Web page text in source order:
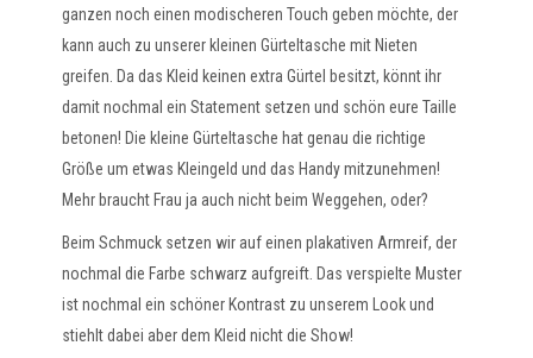
ganzen noch einen modischeren Touch geben möchte, der
kann auch zu unserer kleinen Gürteltasche mit Nieten
greifen. Da das Kleid keinen extra Gürtel besitzt, könnt ihr
damit nochmal ein Statement setzen und schön eure Taille
betonen! Die kleine Gürteltasche hat genau die richtige
Größe um etwas Kleingeld und das Handy mitzunehmen!
Mehr braucht Frau ja auch nicht beim Weggehen, oder?
Beim Schmuck setzen wir auf einen plakativen Armreif, der
nochmal die Farbe schwarz aufgreift. Das verspielte Muster
ist nochmal ein schöner Kontrast zu unserem Look und
stiehlt dabei aber dem Kleid nicht die Show!